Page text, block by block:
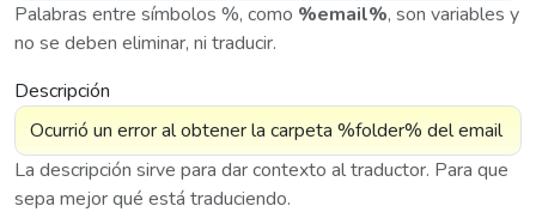
Palabras entre símbolos %, como %email%, son variables y
no se deben eliminar, ni traducir.
Descripción
La descripción sirve para dar contexto al traductor. Para que
sepa mejor qué está traduciendo.